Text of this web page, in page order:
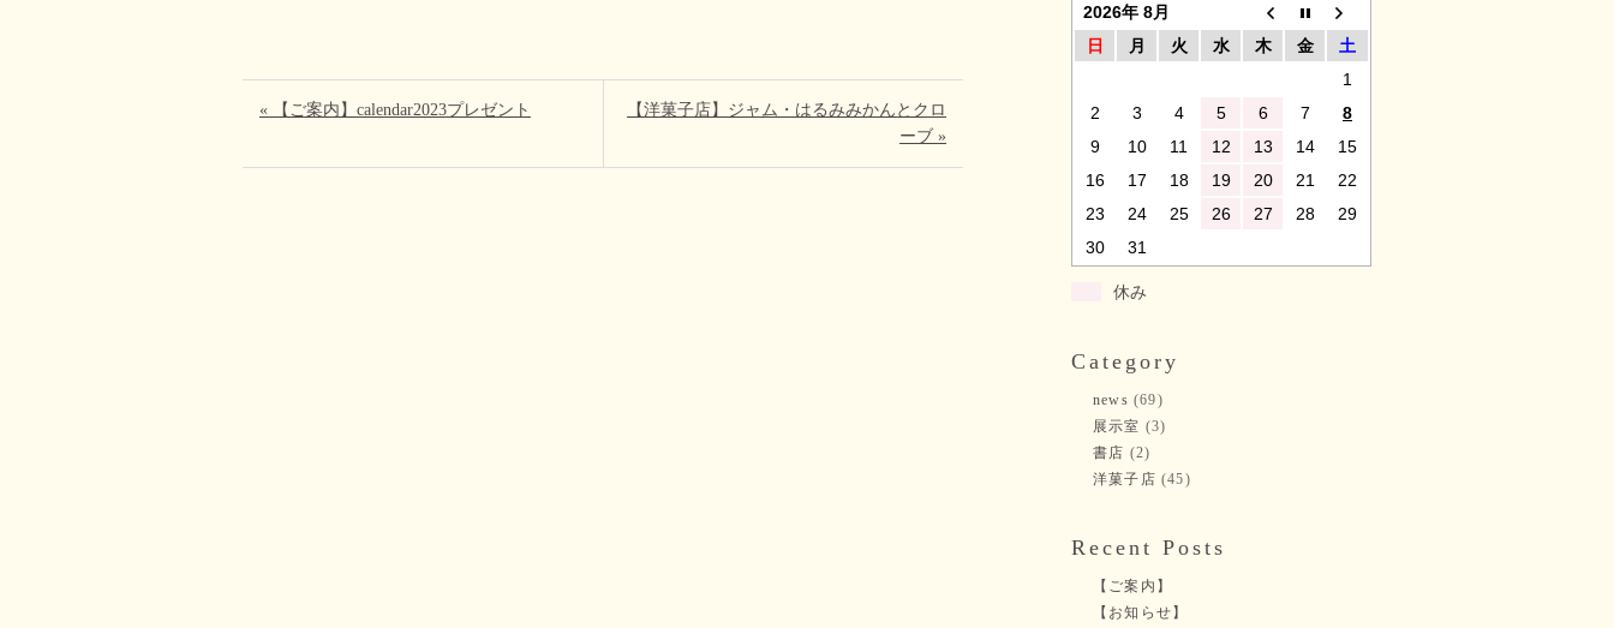
« 【ご案内】calendar2023プレゼント
【洋菓子店】ジャム・はるみみかんとクロ
ーブ »
2026年 8月
日
月 火 水 木 金
土
1
2
3 4 5 6 7
8
9
10 11 12 13 14
15
16
17 18 19 20 21
22
23
24 25 26 27 28
29
30
31
休み
Category
news (69)
展示室 (3)
書店 (2)
洋菓子店 (45)
Recent Posts
【ご案内】
【お知らせ】